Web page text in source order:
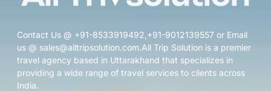
Contact Us @ +91-8533919492,+91-9012139557 or Email
us @ sales@alltripsolution.com.All Trip Solution is a premier
travel agency based in Uttarakhand that specializes in
providing a wide range of travel services to clients across
India.